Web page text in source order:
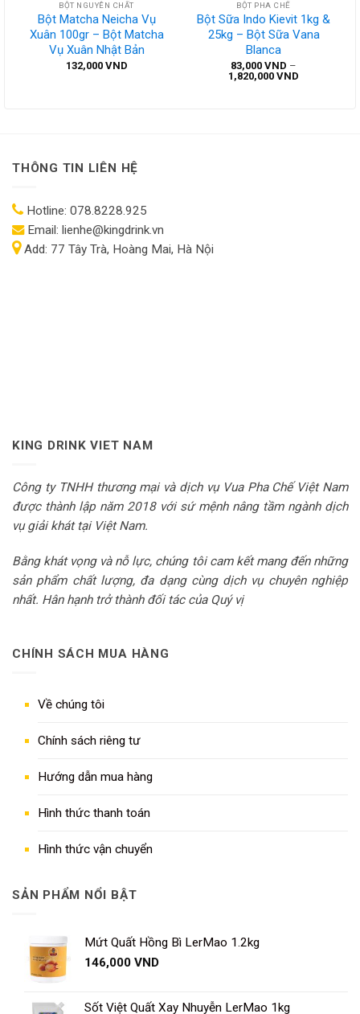
BỘT NGUYÊN CHẤT
Bột Matcha Neicha Vụ
Xuân 100gr – Bột Matcha
Vụ Xuân Nhật Bản
132,000 VND
BỘT PHA CHẾ
Bột Sữa Indo Kievit 1kg &
25kg – Bột Sữa Vana
Blanca
83,000 VND –
1,820,000 VND
THÔNG TIN LIÊN HỆ
Hotline: 078.8228.925
Email: lienhe@kingdrink.vn
Add: 77 Tây Trà, Hoàng Mai, Hà Nội
KING DRINK VIET NAM
Công ty TNHH thương mại và dịch vụ Vua Pha Chế Việt Nam
được thành lập năm 2018 với sứ mệnh nâng tầm ngành dịch
vụ giải khát tại Việt Nam.
Bằng khát vọng và nỗ lực, chúng tôi cam kết mang đến những
sản phẩm chất lượng, đa dạng cùng dịch vụ chuyên nghiệp
nhất. Hân hạnh trở thành đối tác của Quý vị
CHÍNH SÁCH MUA HÀNG
Về chúng tôi
Chính sách riêng tư
Hướng dẫn mua hàng
Hình thức thanh toán
Hình thức vận chuyển
SẢN PHẨM NỔI BẬT
Mứt Quất Hồng Bì LerMao 1.2kg
146,000 VND
Sốt Việt Quất Xay Nhuyễn LerMao 1kg